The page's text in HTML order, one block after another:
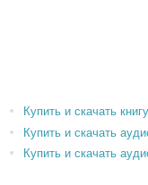
Купить и скачать
Купить и скачать
Купить и скачать